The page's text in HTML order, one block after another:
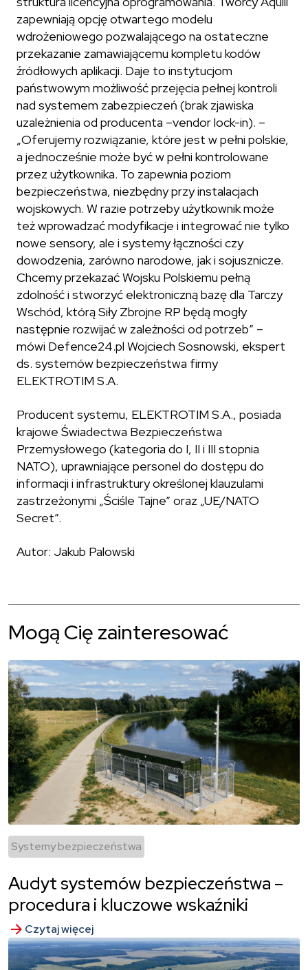
zapewniają opcję otwartego modelu
wdrożeniowego pozwalającego na ostateczne
przekazanie zamawiającemu kompletu kodów
źródłowych aplikacji. Daje to instytucjom
państwowym możliwość przejęcia pełnej kontroli
nad systemem zabezpieczeń (brak zjawiska
uzależnienia od producenta –vendor lock-in). –
„Oferujemy rozwiązanie, które jest w pełni polskie,
a jednocześnie może być w pełni kontrolowane
przez użytkownika. To zapewnia poziom
bezpieczeństwa, niezbędny przy instalacjach
wojskowych. W razie potrzeby użytkownik może
też wprowadzać modyfikacje i integrować nie tylko
nowe sensory, ale i systemy łączności czy
dowodzenia, zarówno narodowe, jak i sojusznicze.
Chcemy przekazać Wojsku Polskiemu pełną
zdolność i stworzyć elektroniczną bazę dla Tarczy
Wschód, którą Siły Zbrojne RP będą mogły
następnie rozwijać w zależności od potrzeb” –
mówi Defence24.pl Wojciech Sosnowski, ekspert
ds. systemów bezpieczeństwa firmy
ELEKTROTIM S.A.
Producent systemu, ELEKTROTIM S.A., posiada
krajowe Świadectwa Bezpieczeństwa
Przemysłowego (kategoria do I, II i III stopnia
NATO), uprawniające personel do dostępu do
informacji i infrastruktury określonej klauzulami
zastrzeżonymi „Ściśle Tajne” oraz „UE/NATO
Secret”.
Autor: Jakub Palowski
Mogą Cię zainteresować
Systemy bezpieczeństwa
Audyt systemów bezpieczeństwa –
procedura i kluczowe wskaźniki
Czytaj więcej